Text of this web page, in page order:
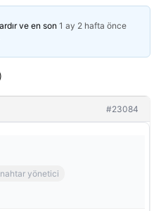
ve en son 1 ay 2 hafta önce
#23084
yönetici